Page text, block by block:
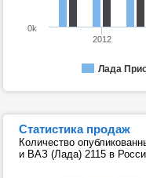
Лада
2012
0k
Статистика продаж
Количество
и ВАЗ (Лада) 2115 в